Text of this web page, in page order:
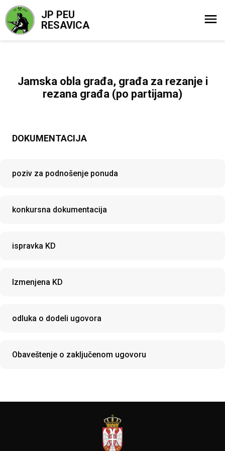
JP PEU
RESAVICA
Jamska obla građa, građa za rezanje i
rezana građa (po partijama)
DOKUMENTACIJA
poziv za podnošenje ponuda
konkursna dokumentacija
ispravka KD
Izmenjena KD
odluka o dodeli ugovora
Obaveštenje o zaključenom ugovoru